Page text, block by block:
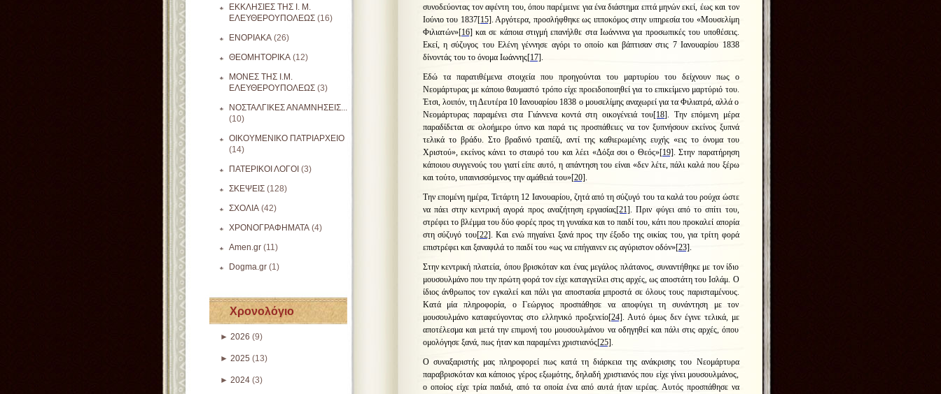
ΕΚΚΛΗΣΙΕΣ ΤΗΣ Ι. Μ.
ΕΛΕΥΘΕΡΟΥΠΟΛΕΩΣ (16)
ΕΝΟΡΙΑΚΑ (26)
ΘΕΟΜΗΤΟΡΙΚΑ (12)
ΜΟΝΕΣ ΤΗΣ Ι.Μ.
ΕΛΕΥΘΕΡΟΥΠΟΛΕΩΣ (3)
ΝΟΣΤΑΛΓΙΚΕΣ ΑΝΑΜΝΗΣΕΙΣ...
(10)
ΟΙΚΟΥΜΕΝΙΚΟ ΠΑΤΡΙΑΡΧΕΙΟ
(14)
ΠΑΤΕΡΙΚΟΙ ΛΟΓΟΙ (3)
ΣΚΕΨΕΙΣ (128)
ΣΧΟΛΙΑ (42)
ΧΡΟΝΟΓΡΑΦΗΜΑΤΑ (4)
Amen.gr (11)
Dogma.gr (1)
Χρονολόγιο
► 2026 (9)
► 2025 (13)
► 2024 (3)
συνοδεύοντας τον αφέντη του, όπου παρέμεινε για ένα διάστημα επτά μηνών εκεί, έως και τον
Ιούνιο του 1837[15]. Αργότερα, προσλήφθηκε ως ιπποκόμος στην υπηρεσία του «Μουσελίμη
Φιλιατών»[16] και σε κάποια στιγμή επανήλθε στα Ιωάννινα για προσωπικές του υποθέσεις.
Εκεί, η σύζυγος του Ελένη γέννησε αγόρι το οποίο και βάπτισαν στις 7 Ιανουαρίου 1838
δίνοντάς του το όνομα Ιωάννης[17].
Εδώ τα παρατιθέμενα στοιχεία που προηγούνται του μαρτυρίου του δείχνουν πως ο
Νεομάρτυρας με κάποιο θαυμαστό τρόπο είχε προειδοποιηθεί για το επικείμενο μαρτύριό του.
Έτσι, λοιπόν, τη Δευτέρα 10 Ιανουαρίου 1838 ο μουσελίμης αναχωρεί για τα Φιλιατρά, αλλά ο
Νεομάρτυρας παραμένει στα Γιάννενα κοντά στη οικογένειά του[18]. Την επόμενη μέρα
παραδίδεται σε ολοήμερο ύπνο και παρά τις προσπάθειες να τον ξυπνήσουν εκείνος ξυπνά
τελικά το βράδυ. Στο βραδινό τραπέζι, αντί της καθιερωμένης ευχής «εις το όνομα του
Χριστού», εκείνος κάνει το σταυρό του και λέει «Δόξα σοι ο Θεός»[19]. Στην παρατήρηση
κάποιου συγγενούς του γιατί είπε αυτό, η απάντηση του είναι «δεν λέτε, πάλι καλά που ξέρω
και τούτο, υπαινισσόμενος την αμάθειά του»[20].
Την επομένη ημέρα, Τετάρτη 12 Ιανουαρίου, ζητά από τη σύζυγό του τα καλά του ρούχα ώστε
να πάει στην κεντρική αγορά προς αναζήτηση εργασίας[21]. Πριν φύγει από το σπίτι του,
στρέφει το βλέμμα του δύο φορές προς τη γυναίκα και το παιδί του, κάτι που προκαλεί απορία
στη σύζυγό του[22]. Και ενώ πηγαίνει ξανά προς την έξοδο της οικίας του, για τρίτη φορά
επιστρέφει και ξαναφιλά το παιδί του «ως να επήγαινεν εις αγύριστον οδόν»[23].
Στην κεντρική πλατεία, όπου βρισκόταν και ένας μεγάλος πλάτανος, συναντήθηκε με τον ίδιο
μουσουλμάνο που την πρώτη φορά τον είχε καταγγείλει στις αρχές, ως αποστάτη του Ισλάμ. Ο
ίδιος άνθρωπος τον εγκαλεί και πάλι για αποστασία μπροστά σε όλους τους παρισταμένους.
Κατά μία πληροφορία, ο Γεώργιος προσπάθησε να αποφύγει τη συνάντηση με τον
μουσουλμάνο καταφεύγοντας στο ελληνικό προξενείο[24]. Αυτό όμως δεν έγινε τελικά, με
αποτέλεσμα και μετά την επιμονή του μουσουλμάνου να οδηγηθεί και πάλι στις αρχές, όπου
ομολόγησε ξανά, πως ήταν και παραμένει χριστιανός[25].
Ο συναξαριστής μας πληροφορεί πως κατά τη διάρκεια της ανάκρισης του Νεομάρτυρα
παραβρισκόταν και κάποιος γέρος εξωμότης, δηλαδή χριστιανός που είχε γίνει μουσουλμάνος,
ο οποίος είχε τρία παιδιά, από τα οποία ένα από αυτά ήταν ιερέας. Αυτός προσπάθησε να